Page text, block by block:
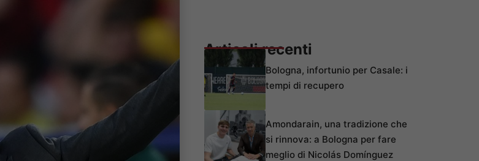
Articoli recenti
Bologna, infortunio per Casale: i
tempi di recupero
Amondarain, una tradizione che
si rinnova: a Bologna per fare
meglio di Nicolás Domínguez